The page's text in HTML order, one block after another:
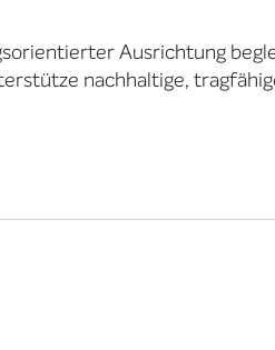
Ausrichtung
nachhaltige,